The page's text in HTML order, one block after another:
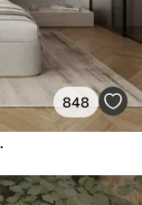
848
grunge